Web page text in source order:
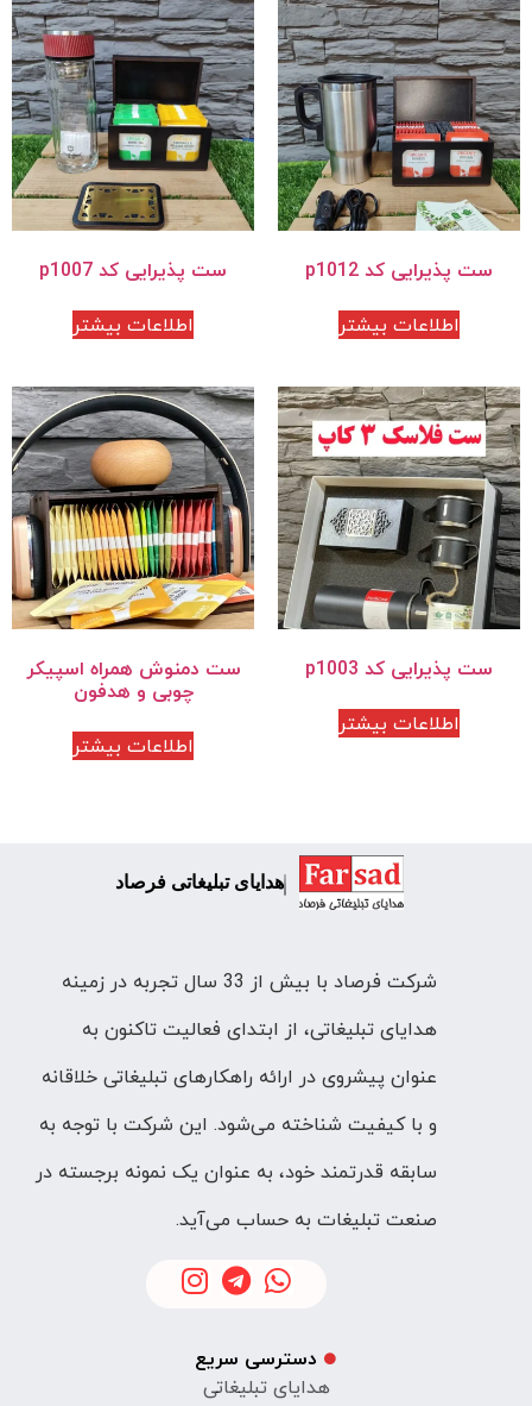
ست پذیرایی کد p1012
اطلاعات بیشتر
ست پذیرایی کد p1007
اطلاعات بیشتر
ست پذیرایی کد p1003
اطلاعات بیشتر
ست دمنوش همراه اسپیکر
چوبی و هدفون
اطلاعات بیشتر
هدایای تبلیغاتی فرصاد
شرکت فرصاد با بیش از 33 سال تجربه در زمینه
هدایای تبلیغاتی، از ابتدای فعالیت تاکنون به
عنوان پیشروی در ارائه راهکارهای تبلیغاتی خلاقانه
و با کیفیت شناخته می‌شود. این شرکت با توجه به
سابقه قدرتمند خود، به عنوان یک نمونه برجسته در
صنعت تبلیغات به حساب می‌آید.
دسترسی سریع
هدایای تبلیغاتی